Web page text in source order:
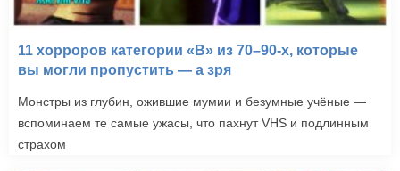
11 хорроров категории «B» из 70–90-х, которые
вы могли пропустить — а зря
Монстры из глубин, ожившие мумии и безумные учёные —
вспоминаем те самые ужасы, что пахнут VHS и подлинным
страхом